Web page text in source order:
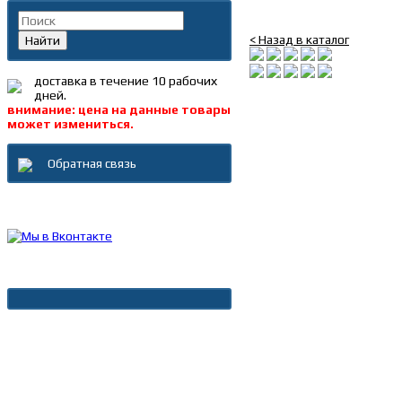
< Назад в каталог
Найти
доставка в течение 10 рабочих
дней.
внимание: цена на данные товары
может измениться.
Обратная связь